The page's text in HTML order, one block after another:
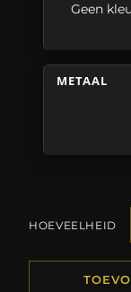
Geen
METAAL
HOEVEELHEID